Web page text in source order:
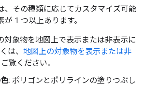
、その種類に応じてカスタマイズ可能
1 つ以上あります。
対象物を地図上で表示または非表示に
は、 地図上の対象物を表示または非
覧ください。
: ポリゴンとポリラインの塗りつぶし